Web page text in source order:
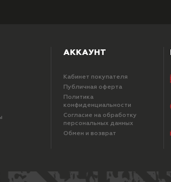
АККАУНТ
Кабинет покупателя
Публичная оферта
Политика
конфиденциальности
Согласие на обработку
персональных данных
Обмен и возврат